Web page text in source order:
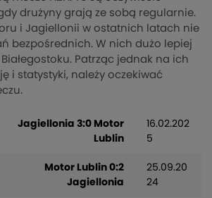
drużyny grają ze sobą regularnie.
i Jagiellonii w ostatnich latach nie
bezpośrednich. W nich dużo lepiej
Patrząc jednak na ich
i statystyki, należy oczekiwać
Jagiellonia 3:0 Motor
Lublin
16.02.202
5
Motor Lublin 0:2
Jagiellonia
25.09.20
24